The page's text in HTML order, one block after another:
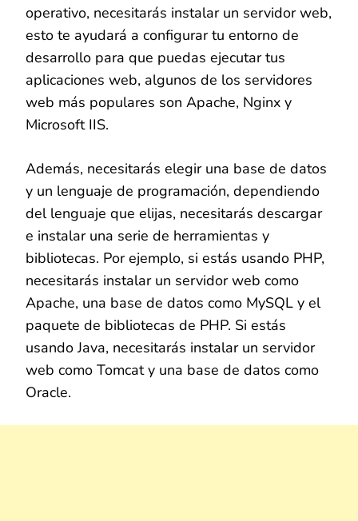
operativo, necesitarás instalar un servidor web,
esto te ayudará a configurar tu entorno de
desarrollo para que puedas ejecutar tus
aplicaciones web, algunos de los servidores
web más populares son Apache, Nginx y
Microsoft IIS.
Además, necesitarás elegir una base de datos
y un lenguaje de programación, dependiendo
del lenguaje que elijas, necesitarás descargar
e instalar una serie de herramientas y
bibliotecas. Por ejemplo, si estás usando PHP,
necesitarás instalar un servidor web como
Apache, una base de datos como MySQL y el
paquete de bibliotecas de PHP. Si estás
usando Java, necesitarás instalar un servidor
web como Tomcat y una base de datos como
Oracle.